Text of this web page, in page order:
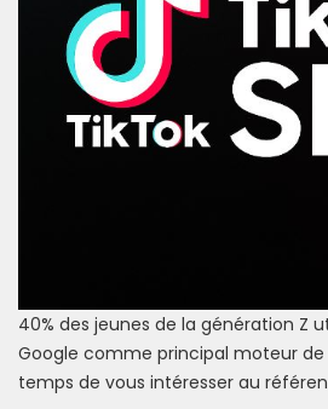
40% des jeunes de la génération Z
Google comme principal moteur de
temps de vous intéresser au